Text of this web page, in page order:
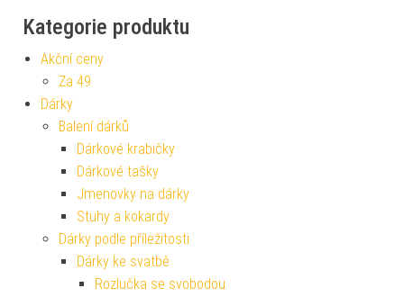
Kategorie produktu
Akční ceny
Za 49
Dárky
Balení dárků
Dárkové krabičky
Dárkové tašky
Jmenovky na dárky
Stuhy a kokardy
Dárky podle příležitosti
Dárky ke svatbě
Rozlučka se svobodou